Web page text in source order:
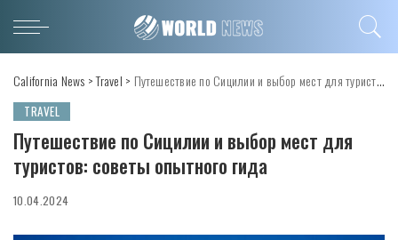
California News >Travel > Путешествие по Сицилии и выбор мест для туристов: советы опытного гида
TRAVEL
Путешествие по Сицилии и выбор мест для
туристов: советы опытного гида
10.04.2024